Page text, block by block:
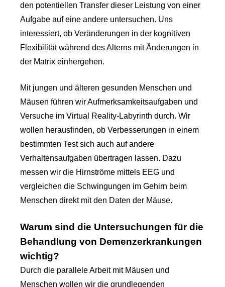
den potentiellen Transfer dieser Leistung von einer
Aufgabe auf eine andere untersuchen. Uns
interessiert, ob Veränderungen in der kognitiven
Flexibilität während des Alterns mit Änderungen in
der Matrix einhergehen.
Mit jungen und älteren gesunden Menschen und
Mäusen führen wir Aufmerksamkeitsaufgaben und
Versuche im Virtual Reality-Labyrinth durch. Wir
wollen herausfinden, ob Verbesserungen in einem
bestimmten Test sich auch auf andere
Verhaltensaufgaben übertragen lassen. Dazu
messen wir die Hirnströme mittels EEG und
vergleichen die Schwingungen im Gehirn beim
Menschen direkt mit den Daten der Mäuse.
Warum sind die Untersuchungen für die
Behandlung von Demenzerkrankungen
wichtig?
Durch die parallele Arbeit mit Mäusen und
Menschen wollen wir die grundlegenden